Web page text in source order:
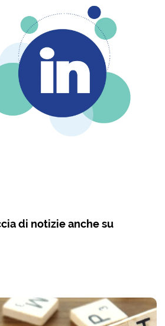
di notizie anche su